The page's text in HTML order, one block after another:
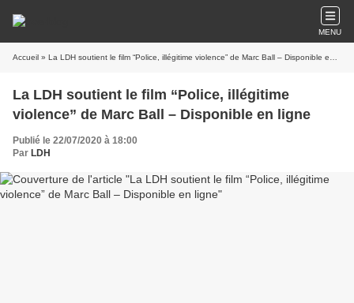
MENU
Accueil » La LDH soutient le film “Police, illégitime violence” de Marc Ball – Disponible en ligne
La LDH soutient le film “Police, illégitime
violence” de Marc Ball – Disponible en ligne
Publié le 22/07/2020 à 18:00
Par LDH